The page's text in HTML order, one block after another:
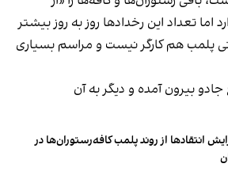
اما تعداد این رخدادها روز به روز بیشتر
پلمب هم کارگر نیست و مراسم بسیاری
جادو بیرون آمده و دیگر به آن
انتقادها از روند پلمب کافه‌رستوران‌ها در